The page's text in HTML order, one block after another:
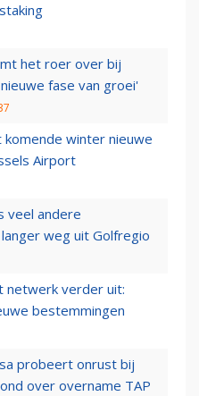
het roer over bij
fase van groei'
komende winter nieuwe
Airport
veel andere
weg uit Golfregio
netwerk verder uit:
bestemmingen
probeert onrust bij
over overname TAP